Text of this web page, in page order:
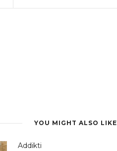
YOU MIGHT ALSO LIKE
Addikti